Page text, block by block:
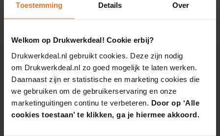
Toestemming Details Over
Welkom op Drukwerkdeal! Cookie erbij?
Drukwerkdeal.nl gebruikt cookies. Deze zijn nodig
om Drukwerkdeal.nl zo goed mogelijk te laten werken.
Daarnaast zijn er statistische en marketing cookies die
we gebruiken om de gebruikerservaring en onze
marketinguitingen continu te verbeteren. Door op ‘Alle
cookies toestaan’ te klikken, ga je hiermee akkoord.